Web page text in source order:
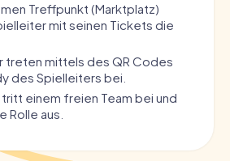
Treffpunkt (Marktplatz)
mit seinen Tickets die
treten mittels des QR Codes
des Spielleiters bei.
einem freien Team bei und
Rolle aus.